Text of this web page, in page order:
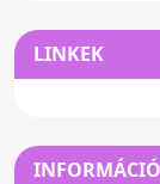
LINKEK
INFORMÁCIÓ